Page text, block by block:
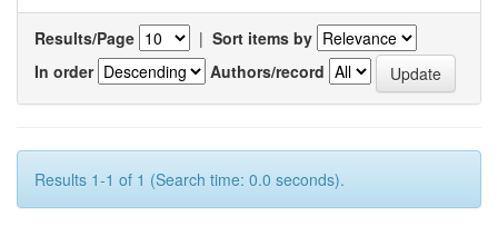
Results/Page | Sort items by
In order
Authors/record
Results 1-1 of 1 (Search time: 0.0 seconds).